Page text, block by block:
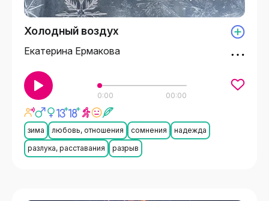
Холодный воздух
Екатерина Ермакова
0:00 00:00
зима любовь, отношения сомнения
надежда
разлука, расставания
разрыв